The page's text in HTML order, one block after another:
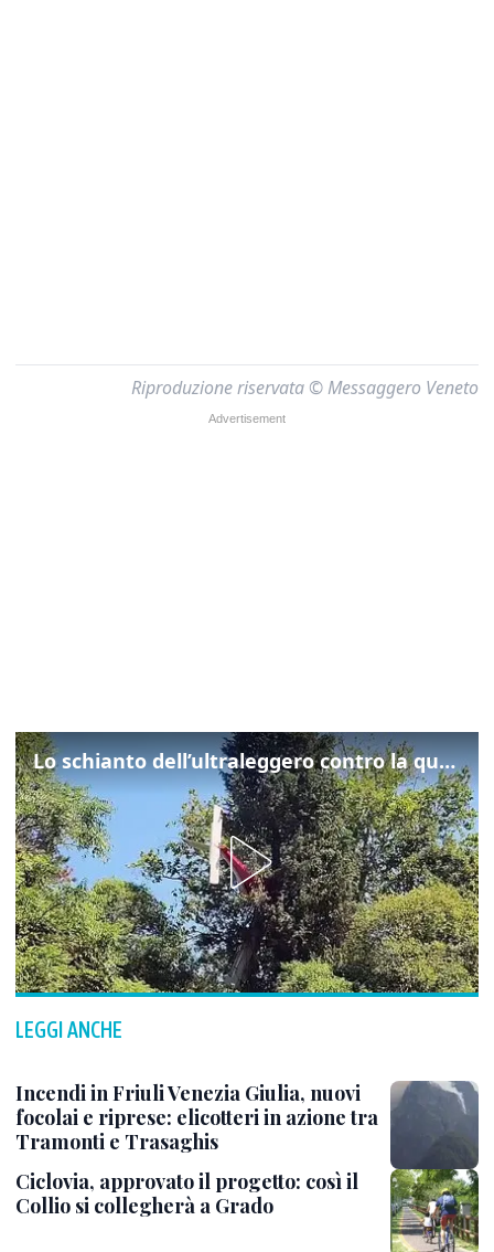
Riproduzione riservata © Messaggero Veneto
Lo schianto dell’ultraleggero contro la quercia: cosa è successo a Rivarotta
LEGGI ANCHE
Incendi in Friuli Venezia Giulia, nuovi
focolai e riprese: elicotteri in azione tra
Tramonti e Trasaghis
Ciclovia, approvato il progetto: così il
Collio si collegherà a Grado